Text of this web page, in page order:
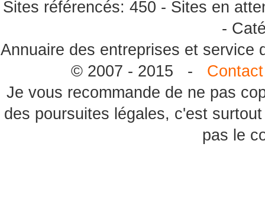
Sites référencés: 450 - Sites en
-
Annuaire des entreprises et
© 2007 - 2015 - Contact
Je vous recommande de ne pas
des poursuites légales, c'est
pas le